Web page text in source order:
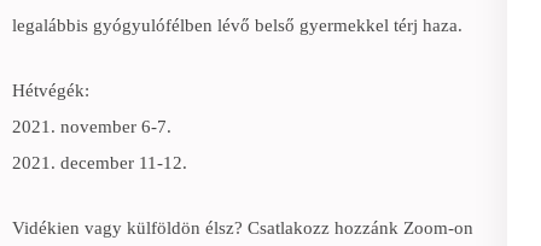
legalábbis gyógyulófélben lévő belső gyermekkel térj haza.
Hétvégék:
2021. november 6-7.
2021. december 11-12.
Vidékien vagy külföldön élsz? Csatlakozz hozzánk Zoom-on